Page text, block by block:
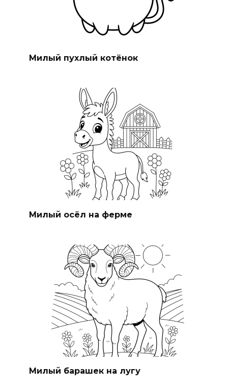
Милый пухлый котёнок
Милый осёл на ферме
Милый барашек на лугу